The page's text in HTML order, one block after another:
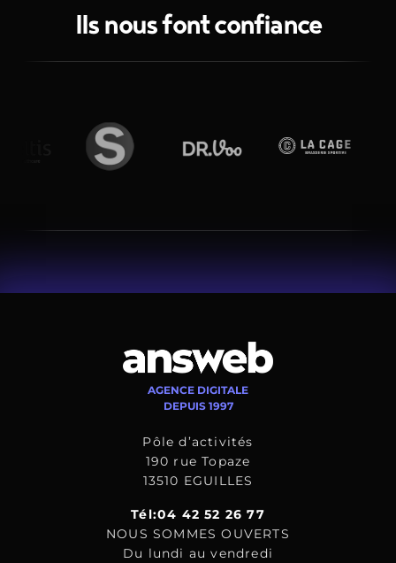
Ils nous font confiance
AGENCE DIGITALE
DEPUIS 1997
Pôle d’activités
190 rue Topaze
13510 EGUILLES
Tél:04 42 52 26 77
NOUS SOMMES OUVERTS
Du lundi au vendredi